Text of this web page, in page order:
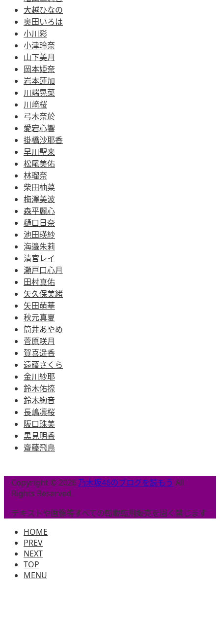
大越ひなの
奥田いろは
小川彩
小津玲奈
山下美月
岡本姫奈
岩本蓮加
川端晃菜
川﨑桜
弓木奈於
愛宕心響
掛橋沙耶香
早川聖来
松尾美佑
林瑠奈
柴田柚菜
梅澤美波
森平麗心
樋口日奈
池田瑛紗
海邉朱莉
清宮レイ
瀬戸口心月
田村真佑
矢久保美緒
矢田萌華
秋元真夏
筒井あやめ
菅原咲月
賀喜遥香
遠藤さくら
金川紗耶
鈴木佑捺
鈴木絢音
長嶋凛桜
阪口珠美
黒見明香
齋藤飛鳥
Copyright © 2026 乃木坂46のブログを読もう All
Rights Reserved.
テキストや画像等すべての転載転用販売を固く禁じます
HOME
PREV
NEXT
TOP
MENU